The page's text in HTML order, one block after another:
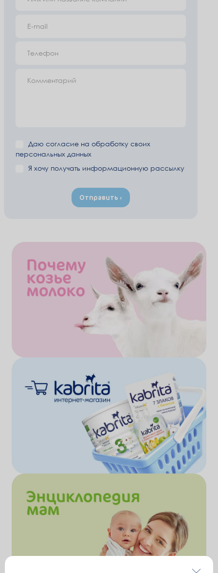
E-mail
Телефон
Комментарий
Даю согласие на обработку своих
персональных данных
Я хочу получать информационную рассылку
Отправить ›